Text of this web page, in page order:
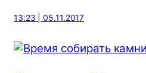
13:23 | 05.11.2017